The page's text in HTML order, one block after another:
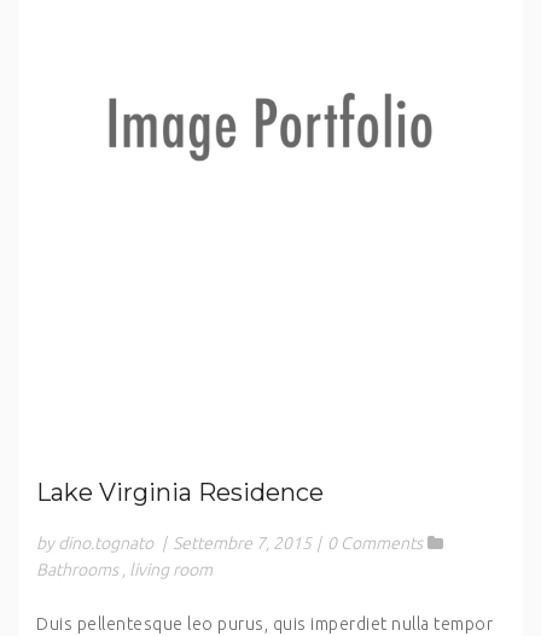
Lake Virginia Residence
by dino.tognato | Settembre 7, 2015 | 0 Comments
Bathrooms
living room
Duis pellentesque leo purus, quis imperdiet nulla tempor